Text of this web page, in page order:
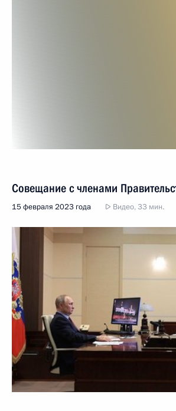
Совещание с членами
15 февраля 2023 года Видео, 33 мин.